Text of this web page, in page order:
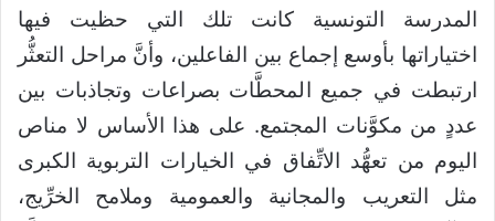
المدرسة التونسية كانت تلك التي حظيت فيها
اختياراتها بأوسع إجماع بين الفاعلين، وأنَّ مراحل التعثُّر
ارتبطت في جميع المحطَّات بصراعات وتجاذبات بين
عددٍ من مكوَّنات المجتمع. على هذا الأساس لا مناص
اليوم من تعهُّد الاتِّفاق في الخيارات التربوية الكبرى
مثل التعريب والمجانية والعمومية وملامح الخرِّيج،